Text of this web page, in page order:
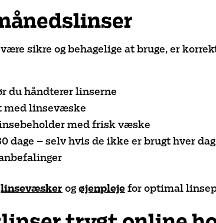
sikre og behagelige at bruge, er
du håndterer linserne
med linsevæske
med frisk væske
dage – selv hvis de ikke er brugt hver dag
linsevæsker og øjenpleje for optimal